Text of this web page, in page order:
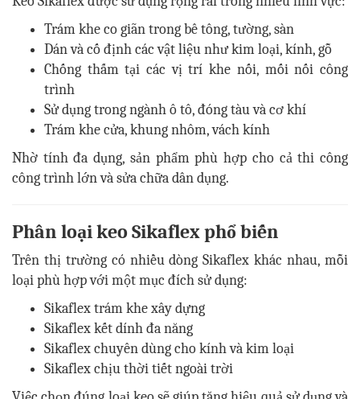
Trám khe co giãn trong bê tông, tường, sàn
Dán và cố định các vật liệu như kim loại, kính, gỗ
Chống thấm tại các vị trí khe nối, mối nối công
trình
Sử dụng trong ngành ô tô, đóng tàu và cơ khí
Trám khe cửa, khung nhôm, vách kính
Nhờ tính đa dụng, sản phẩm phù hợp cho cả thi công
công trình lớn và sửa chữa dân dụng.
Phân loại keo Sikaflex phổ biến
Trên thị trường có nhiều dòng Sikaflex khác nhau, mỗi
loại phù hợp với một mục đích sử dụng:
Sikaflex trám khe xây dựng
Sikaflex kết dính đa năng
Sikaflex chuyên dùng cho kính và kim loại
Sikaflex chịu thời tiết ngoài trời